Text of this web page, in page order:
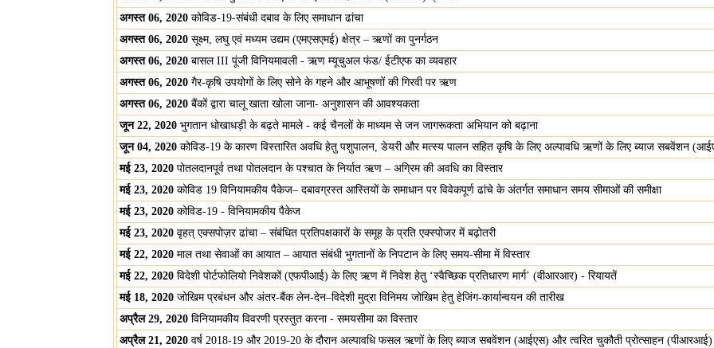
अगस्त 06, 2020 कोविड-19-संबंधी दबाव के लिए समाधान ढांचा
अगस्त 06, 2020 सूक्ष्म, लघु एवं मध्यम उद्यम (एमएसएमई) क्षेत्र – ऋणों का पुनर्गठन
अगस्त 06, 2020 बासल III पूंजी विनियमावली - ऋण म्यूचुअल फंड/ ईटीएफ का व्यवहार
अगस्त 06, 2020 गैर-कृषि उपयोगों के लिए सोने के गहने और आभूषणों की गिरवी पर ऋण
अगस्त 06, 2020 बैंकों द्वारा चालू खाता खोला जाना- अनुशासन की आवश्यकता
जून 22, 2020 भुगतान धोखाधड़ी के बढ़ते मामले - कई चैनलों के माध्यम से जन जागरूकता अभियान को बढ़ाना
जून 04, 2020 कोविड-19 के कारण विस्तारित अवधि हेतु पशुपालन, डेयरी और मत्स्य पालन सहित कृषि के लिए अल्पावधि ऋणों के लिए ब्याज सबवेंशन
मई 23, 2020 पोतलदानपूर्व तथा पोतलदान के पश्चात के निर्यात ऋण – अग्रिम की अवधि का विस्तार
मई 23, 2020 कोविड 19 विनियामकीय पैकेज– दबावग्रस्त आस्तियों के समाधान पर विवेकपूर्ण ढांचे के अंतर्गत समाधान समय सीमाओं की समीक्षा
मई 23, 2020 कोविड-19 - विनियामकीय पैकेज
मई 23, 2020 वृहत् एक्सपोज़र ढांचा – संबंधित प्रतिपक्षकारों के समूह के प्रति एक्स्पोजर में बढ़ोतरी
मई 22, 2020 माल तथा सेवाओं का आयात – आयात संबंधी भुगतानों के निपटान के लिए समय-सीमा में विस्तार
मई 22, 2020 विदेशी पोर्टफोलियो निवेशकों (एफपीआई) के लिए ऋण में निवेश हेतु ‘स्‍वैच्छिक प्रतिधारण मार्ग’ (वीआरआर) - रियायतें
मई 18, 2020 जोखिम प्रबंधन और अंतर-बैंक लेन-देन–विदेशी मुद्रा विनिमय जोखिम हेतु हेजिंग-कार्यान्वयन की तारीख
अप्रैल 29, 2020 विनियामकीय विवरणी प्रस्तुत करना - समयसीमा का विस्तार
अप्रैल 21, 2020 वर्ष 2018-19 और 2019-20 के दौरान अल्पावधि फसल ऋणों के लिए ब्याज सबवेंशन (आईएस) और त्वरित चुकौती प्रोत्साहन (पीआरआई)